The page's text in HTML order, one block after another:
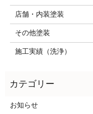
店舗・内装塗装
その他塗装
施工実績（洗浄）
お知らせ